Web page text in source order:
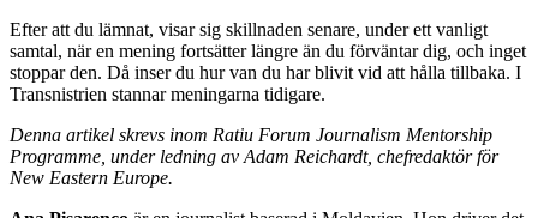
Efter att du lämnat, visar sig skillnaden senare, under ett vanligt
samtal, när en mening fortsätter längre än du förväntar dig, och inget
stoppar den. Då inser du hur van du har blivit vid att hålla tillbaka. I
Transnistrien stannar meningarna tidigare.
Denna artikel skrevs inom Ratiu Forum Journalism Mentorship
Programme, under ledning av Adam Reichardt, chefredaktör för
New Eastern Europe.